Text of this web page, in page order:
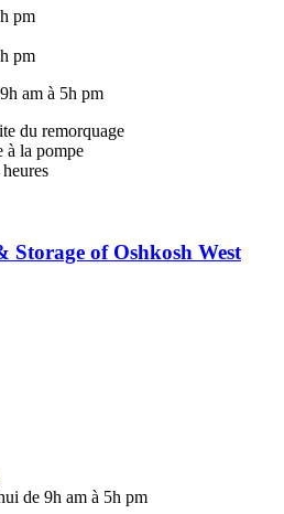
pm
pm
am à 5h pm
du remorquage
à la pompe
of Oshkosh West
de 9h am à 5h pm